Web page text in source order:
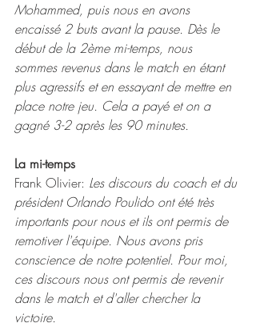
Mohammed, puis nous en avons
encaissé 2 buts avant la pause. Dès le
début de la 2ème mi-temps, nous
sommes revenus dans le match en étant
plus agressifs et en essayant de mettre en
place notre jeu. Cela a payé et on a
gagné 3-2 après les 90 minutes.
La mi-temps
Frank Olivier: Les discours du coach et du
président Orlando Poulido ont été très
importants pour nous et ils ont permis de
remotiver l'équipe. Nous avons pris
conscience de notre potentiel. Pour moi,
ces discours nous ont permis de revenir
dans le match et d'aller chercher la
victoire.